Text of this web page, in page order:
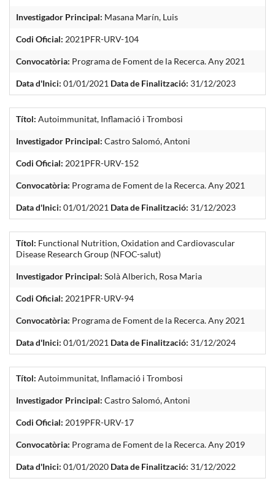
Investigador Principal: Masana Marín, Luis
Codi Oficial: 2021PFR-URV-104
Convocatòria: Programa de Foment de la Recerca. Any 2021
Data d'Inici: 01/01/2021 Data de Finalització: 31/12/2023
Títol: Autoimmunitat, Inflamació i Trombosi
Investigador Principal: Castro Salomó, Antoni
Codi Oficial: 2021PFR-URV-152
Convocatòria: Programa de Foment de la Recerca. Any 2021
Data d'Inici: 01/01/2021 Data de Finalització: 31/12/2023
Títol: Functional Nutrition, Oxidation and Cardiovascular
Disease Research Group (NFOC-salut)
Investigador Principal: Solà Alberich, Rosa Maria
Codi Oficial: 2021PFR-URV-94
Convocatòria: Programa de Foment de la Recerca. Any 2021
Data d'Inici: 01/01/2021 Data de Finalització: 31/12/2024
Títol: Autoimmunitat, Inflamació i Trombosi
Investigador Principal: Castro Salomó, Antoni
Codi Oficial: 2019PFR-URV-17
Convocatòria: Programa de Foment de la Recerca. Any 2019
Data d'Inici: 01/01/2020 Data de Finalització: 31/12/2022